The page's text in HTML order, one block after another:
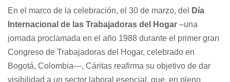
En el marco de la celebración, el 30 de marzo, del
Día
Internacional de las Trabajadoras del Hogar –una
jornada proclamada en el año 1988 durante el primer gran
Congreso de Trabajadoras del Hogar, celebrado en
Bogotá, Colombia—, Cáritas reafirma su objetivo de dar
visibilidad a un sector laboral esencial, que, en pleno